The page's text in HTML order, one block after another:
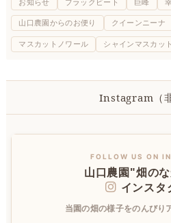
お知らせ ブラックビート 巨峰
山口農園からのお便り クイーンニーナ
マスカットノワール シャインマスカット
Instagram（
FOLLOW US ON
山口農園"畑の
インスタ
当園の畑の様子をのんびり